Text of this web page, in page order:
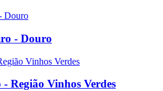
- Douro
Região Vinhos Verdes